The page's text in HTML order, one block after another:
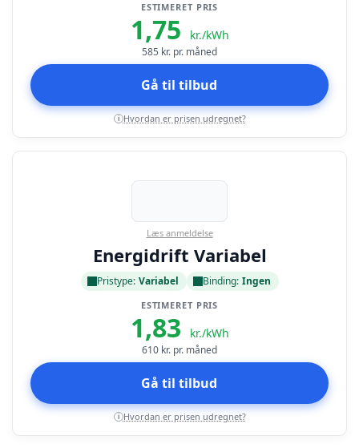
ESTIMERET PRIS
1,75 kr./kWh
585 kr. pr. måned
Gå til tilbud
i Hvordan er prisen udregnet?
Læs anmeldelse
Energidrift Variabel
Pristype: Variabel Binding: Ingen
ESTIMERET PRIS
1,83 kr./kWh
610 kr. pr. måned
Gå til tilbud
i Hvordan er prisen udregnet?